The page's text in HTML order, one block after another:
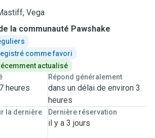
Vega
la communauté Pawshake
comme favori
actualisé
heures
Répond généralement
dans un délai de environ 3
heures
la dernière
Dernière réservation
il y a 3 jours